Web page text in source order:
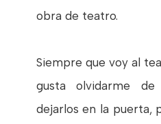
obra de teatro.
Siempre que voy al
gusta olvidarme
dejarlos en la puerta,